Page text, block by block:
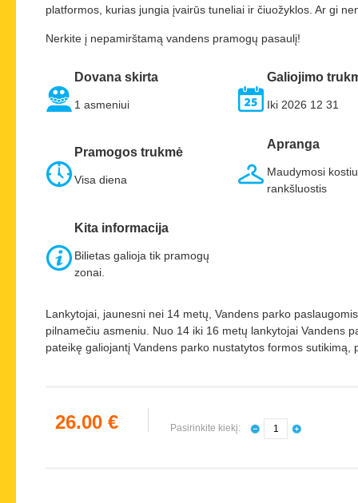
platformos, kurias jungia įvairūs tuneliai ir čiuožyklos. Ar gi
Nerkite į nepamirštamą vandens pramogų pasaulį!
Dovana skirta
1 asmeniui
Galiojimo
Iki 2026 12 31
Pramogos trukmė
Visa diena
Apranga
Maudymosi
rankšluostis
Kita informacija
Bilietas galioja tik pramogų
zonai.
Lankytojai, jaunesni nei 14 metų, Vandens parko
pilnamečiu asmeniu. Nuo 14 iki 16 metų lankytojai Vandens
pateikę galiojantį Vandens parko nustatytos formos sutikimą,
26.00 € Pasirinkite kiekį: